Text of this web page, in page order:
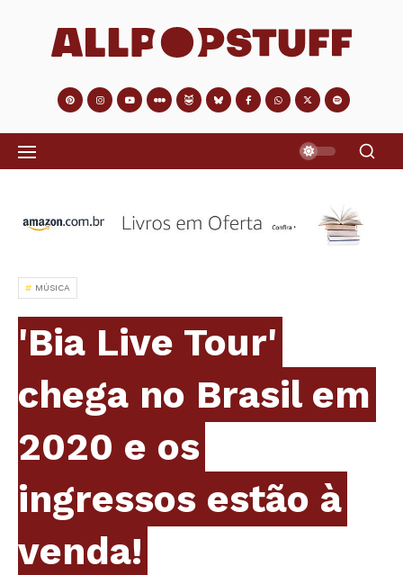
MÚSICA
'Bia Live Tour'
chega no Brasil em
2020 e os
ingressos estão à
venda!